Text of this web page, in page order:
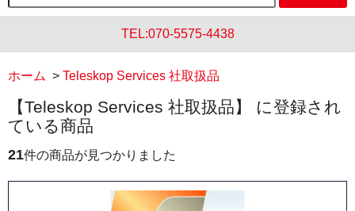
TEL:070-5575-4438
ホーム > Teleskop Services 社取扱品
【Teleskop Services 社取扱品】 に登録され
ている商品
21件の商品が見つかりました